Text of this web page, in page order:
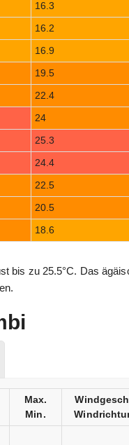
16.3
16.2
16.9
19.5
22.4
24
25.3
24.4
22.5
20.5
18.6
bis zu 25.5°C. Das
Max.
Min.